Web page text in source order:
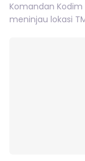
Komandan Kodim
meninjau lokasi